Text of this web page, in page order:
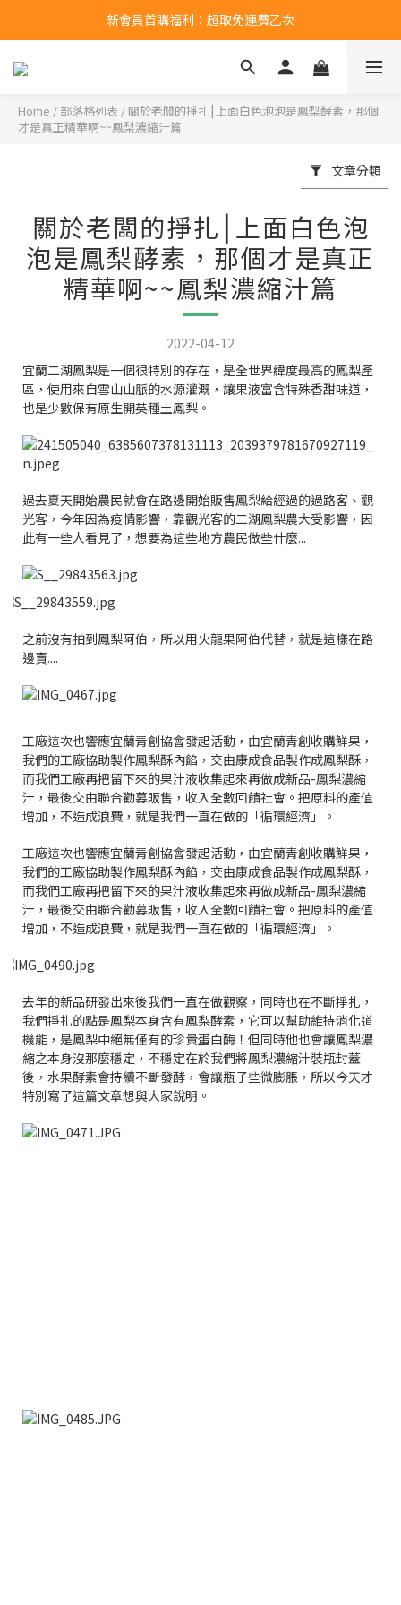
新會員首購福利：超取免運費乙次
新會員首購福利：超取免運費乙次
點擊LINE領取50元購物金
新會員首購福利：超取免運費乙次
Home / 部落格列表 / 關於老闆的掙扎⎮上面白色泡泡是鳳梨酵素，那個
才是真正精華啊~~鳳梨濃縮汁篇
文章分類
關於老闆的掙扎⎮上面白色泡
泡是鳳梨酵素，那個才是真正
精華啊~~鳳梨濃縮汁篇
2022-04-12
宜蘭二湖鳳梨是一個很特別的存在，是全世界緯度最高的鳳梨產
區，使用來自雪山山脈的水源灌溉，讓果液富含特殊香甜味道，
也是少數保有原生開英種土鳳梨。
過去夏天開始農民就會在路邊開始販售鳳梨給經過的過路客、觀
光客，今年因為疫情影響，靠觀光客的二湖鳳梨農大受影響，因
此有一些人看見了，想要為這些地方農民做些什麼...
之前沒有拍到鳳梨阿伯，所以用火龍果阿伯代替，就是這樣在路
邊賣....
工廠這次也響應宜蘭青創協會發起活動，由宜蘭青創收購鮮果，
我們的工廠協助製作鳳梨酥內餡，交由康成食品製作成鳳梨酥，
而我們工廠再把留下來的果汁液收集起來再做成新品-鳳梨濃縮
汁，最後交由聯合勸募販售，收入全數回饋社會。把原料的產值
增加，不造成浪費，就是我們一直在做的「循環經濟」。
工廠這次也響應宜蘭青創協會發起活動，由宜蘭青創收購鮮果，
我們的工廠協助製作鳳梨酥內餡，交由康成食品製作成鳳梨酥，
而我們工廠再把留下來的果汁液收集起來再做成新品-鳳梨濃縮
汁，最後交由聯合勸募販售，收入全數回饋社會。把原料的產值
增加，不造成浪費，就是我們一直在做的「循環經濟」。
去年的新品研發出來後我們一直在做觀察，同時也在不斷掙扎，
我們掙扎的點是鳳梨本身含有鳳梨酵素，它可以幫助維持消化道
機能，是鳳梨中絕無僅有的珍貴蛋白酶！但同時他也會讓鳳梨濃
縮之本身沒那麼穩定，不穩定在於我們將鳳梨濃縮汁裝瓶封蓋
後，水果酵素會持續不斷發酵，會讓瓶子些微膨脹，所以今天才
特別寫了這篇文章想與大家說明。